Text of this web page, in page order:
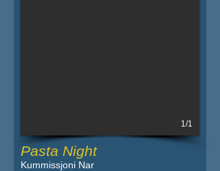
1/1
Pasta Night
Kummissjoni Nar